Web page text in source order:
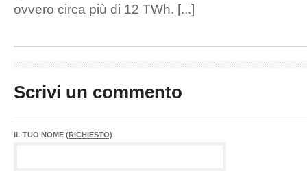
ovvero circa più di 12 TWh. [...]
Scrivi un commento
IL TUO NOME (RICHIESTO)